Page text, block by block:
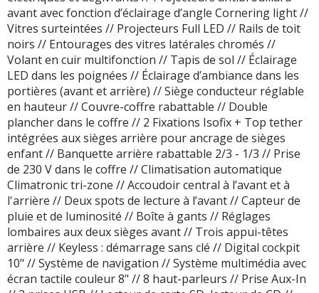
avant avec fonction d’éclairage d’angle Cornering light //
Vitres surteintées // Projecteurs Full LED // Rails de toit
noirs // Entourages des vitres latérales chromés //
Volant en cuir multifonction // Tapis de sol // Éclairage
LED dans les poignées // Éclairage d’ambiance dans les
portières (avant et arrière) // Siège conducteur réglable
en hauteur // Couvre-coffre rabattable // Double
plancher dans le coffre // 2 Fixations Isofix + Top tether
intégrées aux sièges arrière pour ancrage de sièges
enfant // Banquette arrière rabattable 2/3 - 1/3 // Prise
de 230 V dans le coffre // Climatisation automatique
Climatronic tri-zone // Accoudoir central à l’avant et à
l'arrière // Deux spots de lecture à l’avant // Capteur de
pluie et de luminosité // Boîte à gants // Réglages
lombaires aux deux sièges avant // Trois appui-têtes
arrière // Keyless : démarrage sans clé // Digital cockpit
10" // Système de navigation // Système multimédia avec
écran tactile couleur 8" // 8 haut-parleurs // Prise Aux-In